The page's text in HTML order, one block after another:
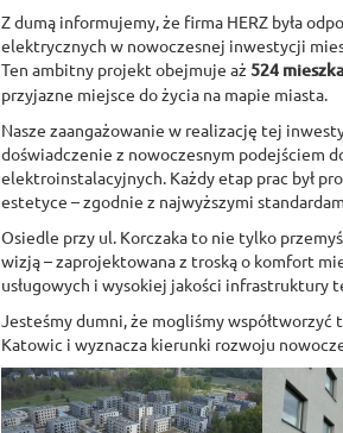
Z dumą informujemy, że firma HERZ była
elektrycznych w nowoczesnej inwestycji
Ten ambitny projekt obejmuje aż 524
przyjazne miejsce do życia na mapie miasta.
Nasze zaangażowanie w realizację tej
doświadczenie z nowoczesnym podejściem
elektroinstalacyjnych. Każdy etap prac był
estetyce – zgodnie z najwyższymi
Osiedle przy ul. Korczaka to nie tylko
wizją – zaprojektowana z troską o komfort
usługowych i wysokiej jakości infrastruktury
Jesteśmy dumni, że mogliśmy
Katowic i wyznacza kierunki rozwoju